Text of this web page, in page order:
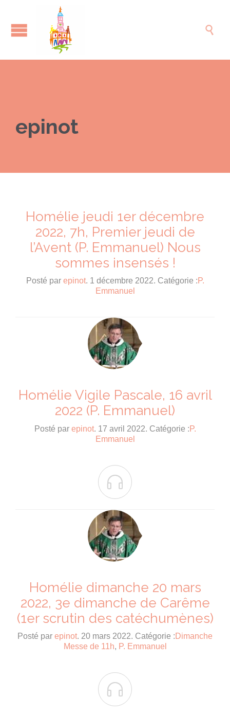

epinot
Homélie jeudi 1er décembre
2022, 7h, Premier jeudi de
l’Avent (P. Emmanuel) Nous
sommes insensés !
Posté par epinot. 1 décembre 2022. Catégorie : P.
Emmanuel
Homélie Vigile Pascale, 16 avril
2022 (P. Emmanuel)
Posté par epinot. 17 avril 2022. Catégorie : P.
Emmanuel

Homélie dimanche 20 mars
2022, 3e dimanche de Carême
(1er scrutin des catéchumènes)
Posté par epinot. 20 mars 2022. Catégorie : Dimanche
Messe de 11h, P. Emmanuel
